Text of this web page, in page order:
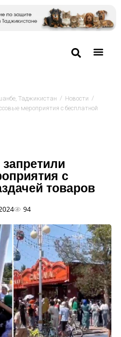
Таджикистан / Новости /
мероприятия с бесплатной
с
товаров
94